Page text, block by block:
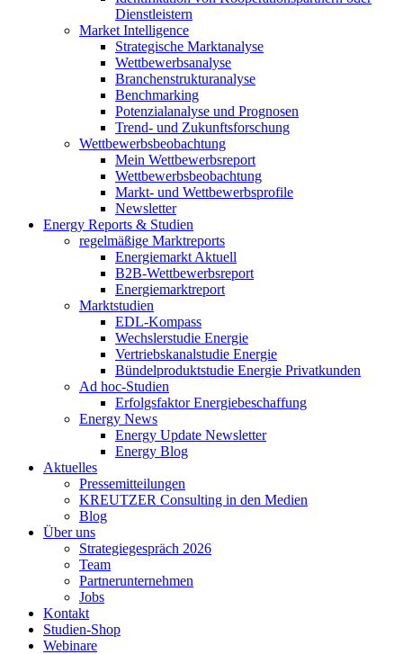
Dienstleistern
Market Intelligence
Strategische Marktanalyse
Wettbewerbsanalyse
Branchenstrukturanalyse
Benchmarking
Potenzialanalyse und Prognosen
Trend- und Zukunftsforschung
Wettbewerbs­beobachtung
Mein Wettbewerbsreport
Wettbewerbsbeobachtung
Markt- und Wettbewerbsprofile
Newsletter
Energy Reports & Studien
regelmäßige Marktreports
Energiemarkt Aktuell
B2B-Wettbewerbsreport
Energiemarktreport
Marktstudien
EDL-Kompass
Wechslerstudie Energie
Vertriebskanalstudie Energie
Bündelproduktstudie Energie Privatkunden
Ad hoc-Studien
Erfolgsfaktor Energiebeschaffung
Energy News
Energy Update Newsletter
Energy Blog
Aktuelles
Pressemitteilungen
KREUTZER Consulting in den Medien
Blog
Über uns
Strategiegespräch 2026
Team
Partnerunternehmen
Jobs
Kontakt
Studien-Shop
Webinare